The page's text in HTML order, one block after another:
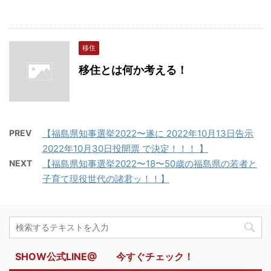
移住
移住とは何か考える！
PREV
【福島県知事選挙2022〜遂に 2022年10月13日告示
2022年10月30日投開票 で決定！！！ 】
NEXT
【福島県知事選挙2022〜18〜50歳の福島県の若者と
子育て現役世代の諸君ッ！！】
SHOW公式LINE@ 今すぐチェック！